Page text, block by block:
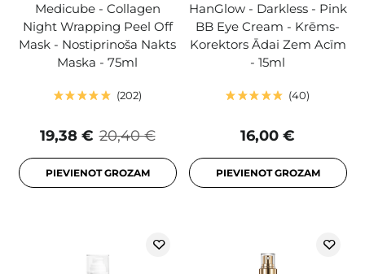
Medicube - Collagen
Night Wrapping Peel Off
Mask - Nostiprinoša Nakts
Maska - 75ml
202
20,40 €
19,38 €
PIEVIENOT GROZAM
HanGlow - Darkless - Pink
BB Eye Cream - Krēms-
Korektors Ādai Zem Acīm
- 15ml
40
16,00 €
PIEVIENOT GROZAM